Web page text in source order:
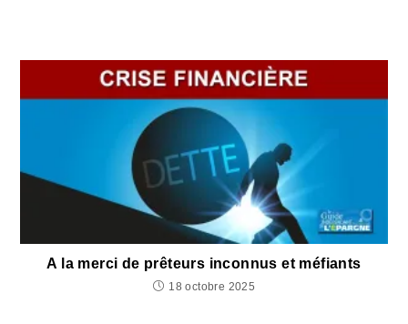
A la merci de prêteurs inconnus et méfiants
18 octobre 2025